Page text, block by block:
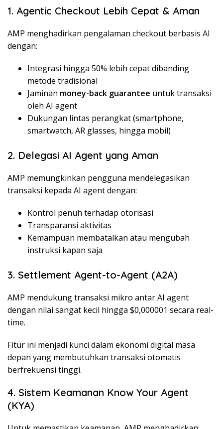
1. Agentic Checkout Lebih Cepat & Aman
AMP menghadirkan pengalaman checkout berbasis AI
dengan:
Integrasi hingga 50% lebih cepat dibanding
metode tradisional
Jaminan money-back guarantee untuk transaksi
oleh AI agent
Dukungan lintas perangkat (smartphone,
smartwatch, AR glasses, hingga mobil)
2. Delegasi AI Agent yang Aman
AMP memungkinkan pengguna mendelegasikan
transaksi kepada AI agent dengan:
Kontrol penuh terhadap otorisasi
Transparansi aktivitas
Kemampuan membatalkan atau mengubah
instruksi kapan saja
3. Settlement Agent-to-Agent (A2A)
AMP mendukung transaksi mikro antar AI agent
dengan nilai sangat kecil hingga $0,000001 secara real-
time.
Fitur ini menjadi kunci dalam ekonomi digital masa
depan yang membutuhkan transaksi otomatis
berfrekuensi tinggi.
4. Sistem Keamanan Know Your Agent
(KYA)